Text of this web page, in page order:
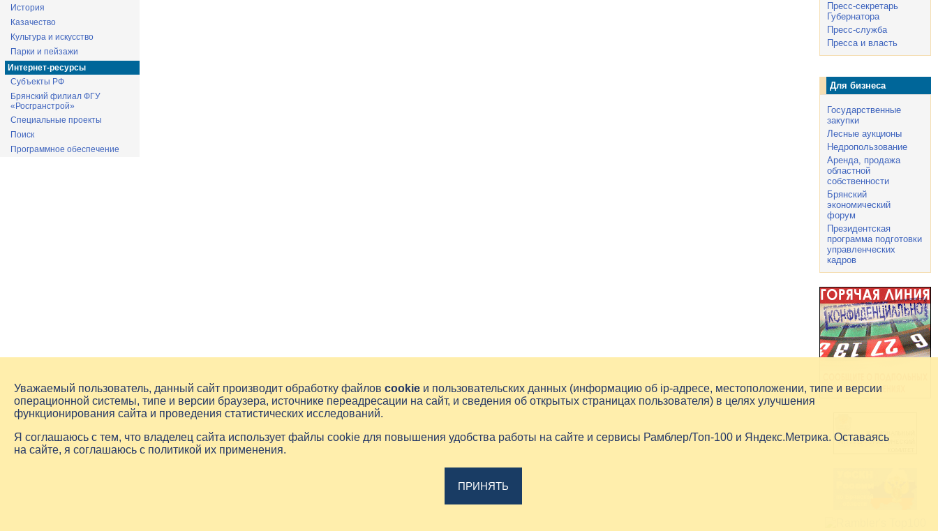
История
Казачество
Культура и искусство
Парки и пейзажи
Интернет-ресурсы
Субъекты РФ
Брянский филиал ФГУ
«Росгранстрой»
Специальные проекты
Поиск
Программное обеспечение
Пресс-секретарь
Губернатора
Пресс-служба
Пресса и власть
Для бизнеса
Государственные
закупки
Лесные аукционы
Недропользование
Аренда, продажа
областной
собственности
Брянский
экономический
форум
Президентская
программа подготовки
управленческих
кадров
Уважаемый пользователь, данный сайт производит обработку файлов cookie и пользовательских данных (информацию об ip-адресе, местоположении, типе и версии
операционной системы, типе и версии браузера, источнике переадресации на сайт, и сведения об открытых страницах пользователя) в целях улучшения
функционирования сайта и проведения статистических исследований.
Я соглашаюсь с тем, что владелец сайта использует файлы cookie для повышения удобства работы на сайте и сервисы Рамблер/Топ-100 и Яндекс.Метрика. Оставаясь
на сайте, я соглашаюсь с политикой их применения.
ПРИНЯТЬ